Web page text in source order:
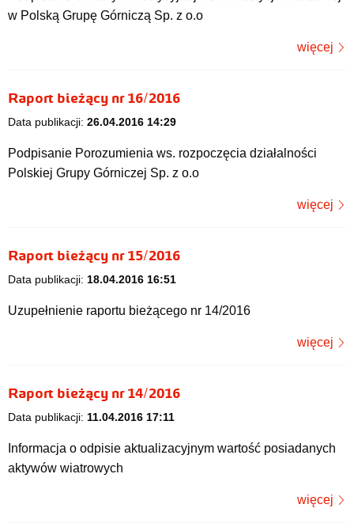
w Polską Grupę Górniczą Sp. z o.o
więcej
Raport bieżący nr 16/2016
Data publikacji: 26.04.2016 14:29
Podpisanie Porozumienia ws. rozpoczęcia działalności
Polskiej Grupy Górniczej Sp. z o.o
więcej
Raport bieżący nr 15/2016
Data publikacji: 18.04.2016 16:51
Uzupełnienie raportu bieżącego nr 14/2016
więcej
Raport bieżący nr 14/2016
Data publikacji: 11.04.2016 17:11
Informacja o odpisie aktualizacyjnym wartość posiadanych
aktywów wiatrowych
więcej